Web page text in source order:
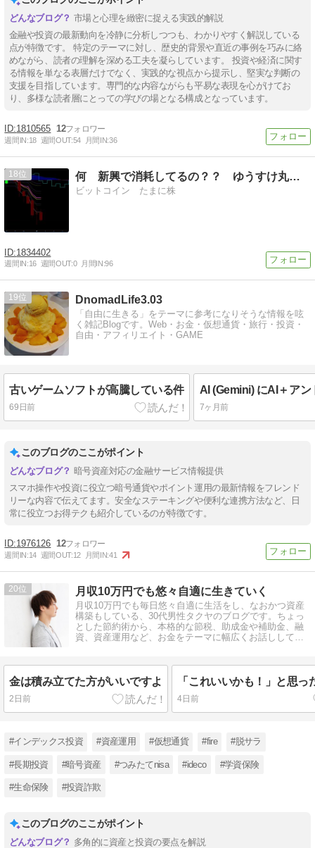
市場と心理を緻密に捉える実践的解説
金融や投資の最新動向を冷静に分析しつつも、わかりやすく解説している
点が特徴です。 特定のテーマに対し、歴史的背景や直近の事例を巧みに絡
めながら、読者の理解を深める工夫を凝らしています。 投資や経済に関す
る情報を単なる表層だけでなく、実践的な視点から提示し、堅実な判断の
支援を目指しています。専門的な内容ながらも平易な表現を心がけてお
り、多様な読者層にとっての学びの場となる構成となっています。
1810565 12
週間IN:18 週間OUT:54 月間IN:36
18 何 新興で消耗してるの？？ ゆうすけ丸の株トレ
ビットコイン たまに株
1834402
週間IN:16 週間OUT:0 月間IN:96
19 DnomadLife3.03
「自由に生きる」をテーマに参考になりそうな情報を呟
く雑記Blogです。Web・お金・仮想通貨・旅行・投資・
自由・アフィリエイト・GAME
古いゲームソフトが高騰している件
69日前 7ヶ月前
このブログのここがポイント
暗号資産対応の金融サービス情報提供
スマホ操作や投資に役立つ暗号通貨やポイント運用の最新情報をフレンド
リーな内容で伝えてます。安全なステーキングや便利な連携方法など、日
常に役立つお得テクも紹介しているのが特徴です。
1976126 12
週間IN:14 週間OUT:12 月間IN:41
20 月収10万円でも悠々自適に生きていく
月収10万円でも毎日悠々自適に生活をし、なおかつ資産
構築もしている、30代男性タクヤのブログです。ちょっ
とした節約術から、本格的な節税、助成金や補助金、融
資、資産運用など、お金をテーマに幅広くお話ししてい
金は積み立てた方がいいですよ
2日前
「これいいかも！」と思っ
4日前
#インデックス投資 #資産運用 #仮想通貨 #fire #脱サラ
#長期投資 #暗号資産 #つみたてnisa #ideco #学資保険
#生命保険 #投資詐欺
このブログのここがポイント
多角的に資産と投資の要点を解説